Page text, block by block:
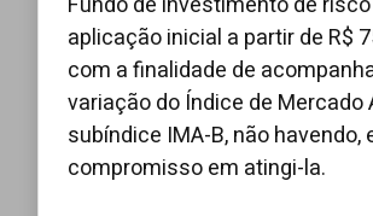
aplicação inicial a partir de R$
com a finalidade de
variação do Índice de Mercado
subíndice IMA-B, não havendo,
compromisso em atingi-la.